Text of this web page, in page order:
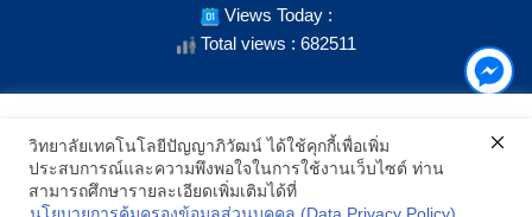
Views Today :
Total views : 682511
SHOW LOCATION ON MAP
เราใช้คุกกี้เพื่อเพิ่มประสิทธิภาพ และประสบการณ์ที่ดีในการใช้งาน
เว็บไซต์ เมื่อคุณกดยอมรับเราจะสามารถเลือกแสดงสิ่งที่น่าสนใจสำหรับ
คุณได้โดยเฉพาะ และหากคุณต้องการเปลี่ยนการตั้งค่าของคุกกี้
สามารถเลือกตั้งค่าความยินยอมการใช้คุกกี้ได้ โดยคลิก "การตั้งค่า"
วิทยาลัยเทคโนโลยีปัญญาภิวัฒน์ ได้ใช้คุกกี้เพื่อเพิ่ม
ประสบการณ์และความพึงพอใจในการใช้งานเว็บไซต์ ท่าน
สามารถศึกษารายละเอียดเพิ่มเติมได้ที่